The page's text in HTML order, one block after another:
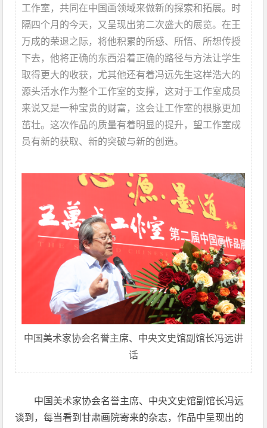
工作室，共同在中国画领域来做新的探索和拓展。时
隔四个月的今天，又呈现出第二次盛大的展览。在王
万成的荣退之际，将他积累的所感、所悟、所想传授
下去，他将正确的东西沿着正确的路径与方法让学生
取得更大的收获，尤其他还有着冯远先生这样浩大的
源头活水作为整个工作室的支撑，这对于工作室成员
来说又是一种宝贵的财富，这会让工作室的根脉更加
茁壮。这次作品的质量有着明显的提升，望工作室成
员有新的获取、新的突破与新的创造。
中国美术家协会名誉主席、中央文史馆副馆长冯远讲
话
中国美术家协会名誉主席、中央文史馆副馆长冯远
谈到，每当看到甘肃画院寄来的杂志，作品中呈现出的